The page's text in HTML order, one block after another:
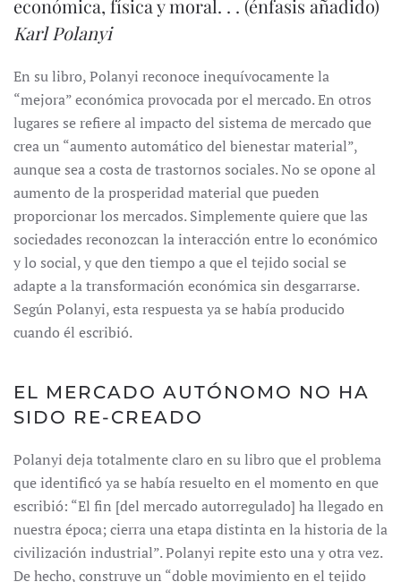
económica, física y moral. . . (énfasis añadido)
Karl Polanyi
En su libro, Polanyi reconoce inequívocamente la
“mejora” económica provocada por el mercado. En otros
lugares se refiere al impacto del sistema de mercado que
crea un “aumento automático del bienestar material”,
aunque sea a costa de trastornos sociales. No se opone al
aumento de la prosperidad material que pueden
proporcionar los mercados. Simplemente quiere que las
sociedades reconozcan la interacción entre lo económico
y lo social, y que den tiempo a que el tejido social se
adapte a la transformación económica sin desgarrarse.
Según Polanyi, esta respuesta ya se había producido
cuando él escribió.
EL MERCADO AUTÓNOMO NO HA
SIDO RE-CREADO
Polanyi deja totalmente claro en su libro que el problema
que identificó ya se había resuelto en el momento en que
escribió: “El fin [del mercado autorregulado] ha llegado en
nuestra época; cierra una etapa distinta en la historia de la
civilización industrial”. Polanyi repite esto una y otra vez.
De hecho, construye un “doble movimiento en el tejido